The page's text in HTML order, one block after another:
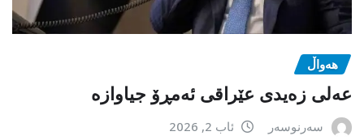
هەواڵ
عەلی زەیدی عێراقی ئەمڕۆ جیاوازە
سەرنوسەر ئاب 2, 2026